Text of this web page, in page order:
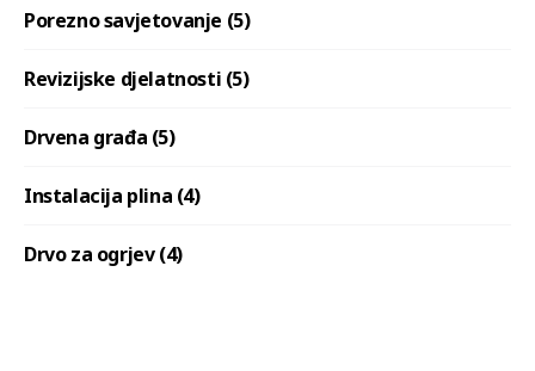
Porezno savjetovanje (5)
Revizijske djelatnosti (5)
Drvena građa (5)
Instalacija plina (4)
Drvo za ogrjev (4)